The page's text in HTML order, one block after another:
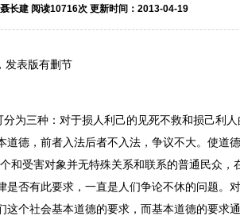
长建 阅读10716次 更新时间：2013-04-19
发表版有删节
分为三种：对于损人利己的见死不救和损己利
德，前者入法后者不入法，争议不大。使道
和受害对象并无特殊关系和联系的普通民众，
是否有此要求，一直是人们争论不休的问题。
个社会基本道德的要求，而基本道德的要求通